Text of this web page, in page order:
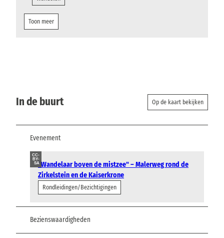
Toon meer
In de buurt Op de kaart bekijken
Evenement
CC-
BY-
SA"Wandelaar boven de mistzee" – Malerweg rond de
Zirkelstein en de Kaiserkrone
Rondleidingen/Bezichtigingen
Bezienswaardigheden